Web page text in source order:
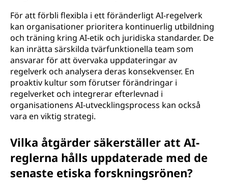
För att förbli flexibla i ett föränderligt AI-regelverk
kan organisationer prioritera kontinuerlig utbildning
och träning kring AI-etik och juridiska standarder. De
kan inrätta särskilda tvärfunktionella team som
ansvarar för att övervaka uppdateringar av
regelverk och analysera deras konsekvenser. En
proaktiv kultur som förutser förändringar i
regelverket och integrerar efterlevnad i
organisationens AI-utvecklingsprocess kan också
vara en viktig strategi.
Vilka åtgärder säkerställer att AI-
reglerna hålls uppdaterade med de
senaste etiska forskningsrönen?